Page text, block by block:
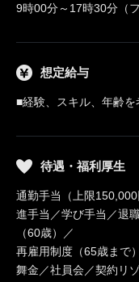
9時00分～17時30分（
想定給与
■経験、スキル、年齢
待遇・福利厚生
通勤手当（上限
進手当／学び手当／退
（60歳）／
再雇用制度（65歳まで
舞金／社員会／契約リ